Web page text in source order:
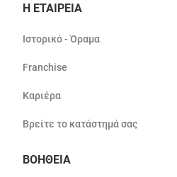
Η ΕΤΑΙΡΕΙΑ
Ιστορικό - Όραμα
Franchise
Καριέρα
Βρείτε το κατάστημά σας
ΒΟΗΘΕΙΑ